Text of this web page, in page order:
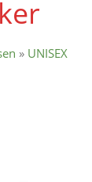
» UNISEX